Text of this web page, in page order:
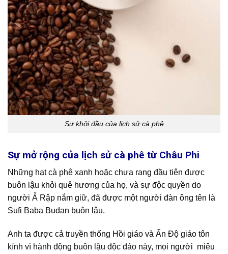
Sự khởi đầu của lịch sử cà phê
Sự mở rộng của lịch sử cà phê từ Châu Phi
Những hạt cà phê xanh hoặc chưa rang đầu tiên được
buôn lậu khỏi quê hương của họ, và sự độc quyền do
người Ả Rập nắm giữ, đã được một người đàn ông tên là
Sufi Baba Budan buôn lậu.
Anh ta được cả truyền thống Hồi giáo và Ấn Độ giáo tôn
kính vì hành động buôn lậu độc đáo này, mọi người miêu